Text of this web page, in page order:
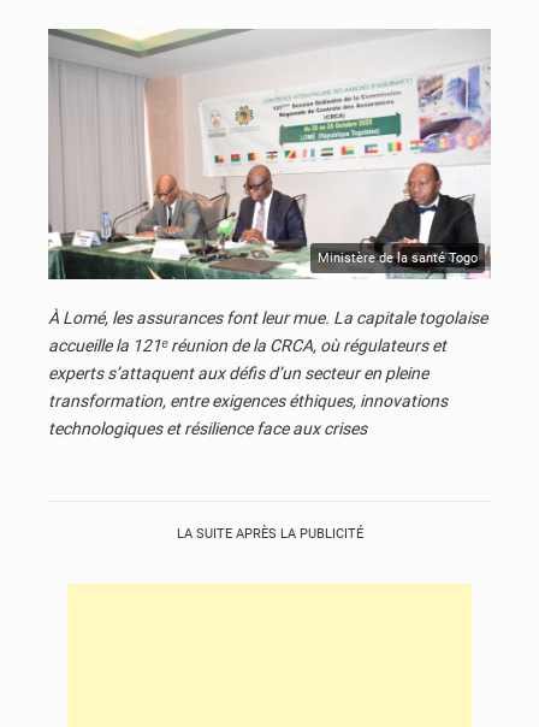
© JD Togo
Ministère de la santé Togo
À Lomé, les assurances font leur mue. La capitale togolaise
accueille la 121ᵉ réunion de la CRCA, où régulateurs et
experts s’attaquent aux défis d’un secteur en pleine
transformation, entre exigences éthiques, innovations
technologiques et résilience face aux crises
LA SUITE APRÈS LA PUBLICITÉ